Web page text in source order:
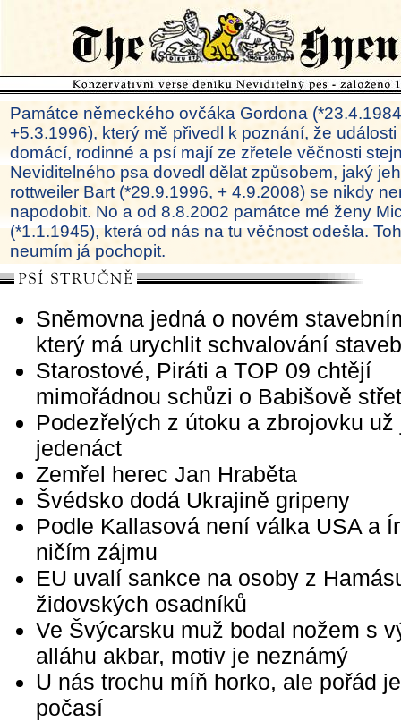
Památce německého ovčáka Gordona
+5.3.1996), který mě přivedl k poznání, že
domácí, rodinné a psí mají ze zřetele věčnosti
Neviditelného psa dovedl dělat způsobem, jaký
rottweiler Bart (*29.9.1996, + 4.9.2008) se nikdy
napodobit. No a od 8.8.2002 památce mé ženy
(*1.1.1945), která od nás na tu věčnost odešla.
neumím já pochopit.
Sněmovna jedná o novém
který má urychlit schvalování staveb
Starostové, Piráti a TOP 09 chtějí
mimořádnou schůzi o Babišově
Podezřelých z útoku a zbrojovku už
jedenáct
Zemřel herec Jan Hraběta
Švédsko dodá Ukrajině gripeny
Podle Kallasová není válka USA a
ničím zájmu
EU uvalí sankce na osoby z
židovských osadníků
Ve Švýcarsku muž bodal nožem s
alláhu akbar, motiv je neznámý
U nás trochu míň horko, ale pořád
počasí